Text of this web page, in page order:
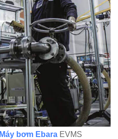
Máy bơm Ebara EVMS